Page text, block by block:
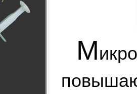
М